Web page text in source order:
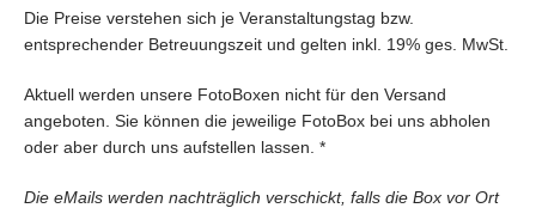
Die Preise verstehen sich je Veranstaltungstag bzw.
entsprechender Betreuungszeit und gelten inkl. 19% ges. MwSt.
Aktuell werden unsere FotoBoxen nicht für den Versand
angeboten. Sie können die jeweilige FotoBox bei uns abholen
oder aber durch uns aufstellen lassen. *
Die eMails werden nachträglich verschickt, falls die Box vor Ort